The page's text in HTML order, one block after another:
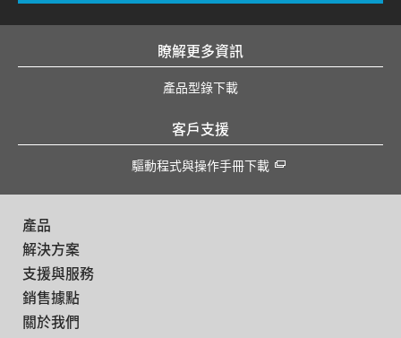
瞭解更多資訊
產品型錄下載
客戶支援
驅動程式與操作手冊下載
產品
解決方案
支援與服務
銷售據點
關於我們